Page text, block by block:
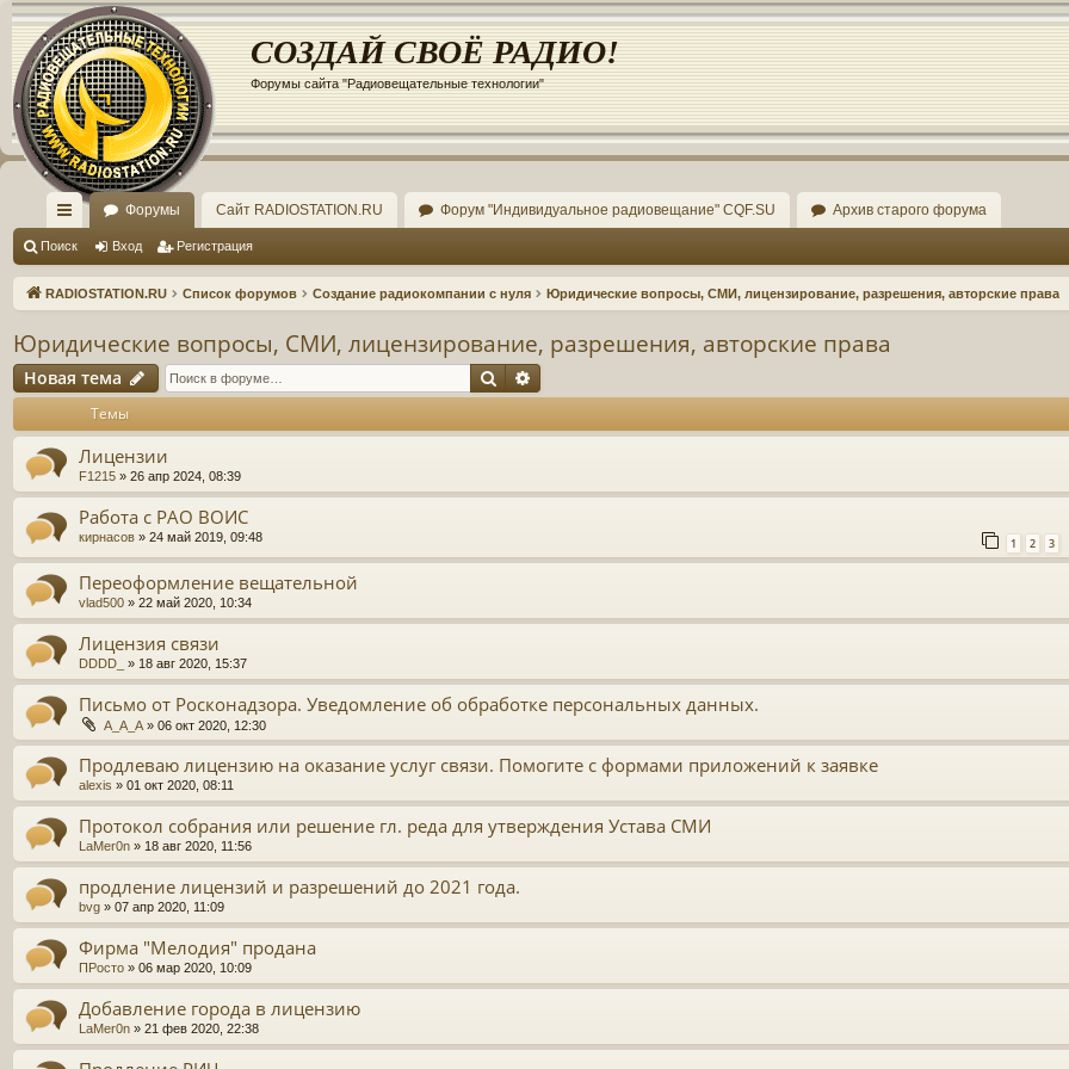
Регистрация
СОЗДАЙ СВОЁ РАДИО!
Форумы сайта "Радиовещательные технологии"
с
ы
и
Форумы Сайт RADIOSTATION.RU Форум "Индивидуальное радиовещание" CQF.SU Архив старого форума
Поиск Вход Регистрация
RADIOSTATION.RU Список форумов Создание радиокомпании с нуля Юридические вопросы, СМИ, лицензирование, разрешения, авторские права
Юридические вопросы, СМИ, лицензирование, разрешения, авторские права
Новая тема
Новая тема Поиск
Темы
Лицензии
F1215 » 26 апр 2024, 08:39
Работа с РАО ВОИС
кирнасов » 24 май 2019, 09:48 1 2 3
Переоформление вещательной
vlad500 » 22 май 2020, 10:34
Лицензия связи
DDDD_ » 18 авг 2020, 15:37
Письмо от Росконадзора. Уведомление об обработке персональных данных.
A_A_A » 06 окт 2020, 12:30
Продлеваю лицензию на оказание услуг связи. Помогите с формами приложений к заявке
alexis » 01 окт 2020, 08:11
Протокол собрания или решение гл. реда для утверждения Устава СМИ
LaMer0n » 18 авг 2020, 11:56
продление лицензий и разрешений до 2021 года.
bvg » 07 апр 2020, 11:09
Фирма "Мелодия" продана
ПРосто » 06 мар 2020, 10:09
Добавление города в лицензию
LaMer0n » 21 фев 2020, 22:38